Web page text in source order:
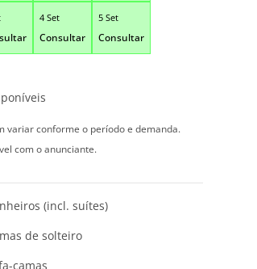
4 Set
Consultar
5 Set
Consultar
variar conforme o período e demanda.
com o anunciante.
(incl. suítes)
de solteiro
camas